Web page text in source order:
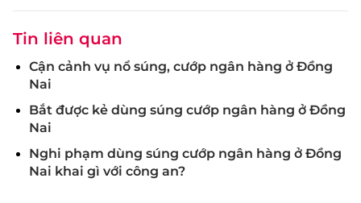
Tin liên quan
Cận cảnh vụ nổ súng, cướp ngân hàng ở Đồng
Nai
Bắt được kẻ dùng súng cướp ngân hàng ở Đồng
Nai
Nghi phạm dùng súng cướp ngân hàng ở Đồng
Nai khai gì với công an?